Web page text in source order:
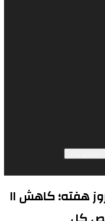
افت بورس در نخستین روز هفته؛ کاهش ۱۱